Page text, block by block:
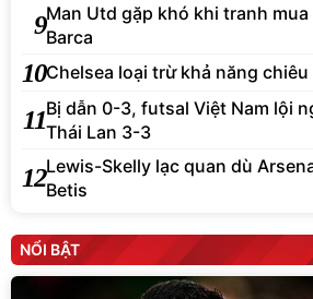
9Man Utd gặp khó khi tranh
Barca
10Chelsea loại trừ khả năng
11Bị dẫn 0-3, futsal Việt Nam lội
Thái Lan 3-3
12Lewis-Skelly lạc quan dù
Betis
NỔI BẬT